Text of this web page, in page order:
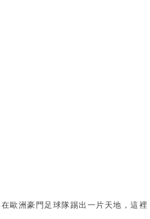
歐洲豪門足球隊踢出一片天地，這裡